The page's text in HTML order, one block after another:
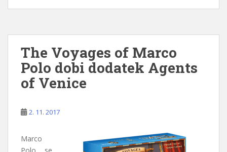
The Voyages of Marco
Polo dobi dodatek Agents
of Venice
2. 11. 2017
Marco